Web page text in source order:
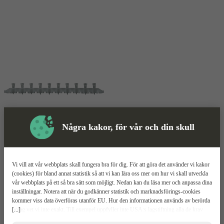
Några kakor, för vår och din skull
[...]
Vi vill att vår webbplats skall fungera bra för dig. För att göra det använder vi kakor
(cookies) för bland annat statistik så att vi kan lära oss mer om hur vi skall utveckla
vår webbplats på ett så bra sätt som möjligt. Nedan kan du läsa mer och anpassa dina
inställningar. Notera att när du godkänner statistik och marknadsförings-cookies
kommer viss data överföras utanför EU. Hur den informationen används av berörda
bolag vet vi inte exakt. Till exempel uppfyller inte USA:s lagstiftning alla de krav
Spik Mer information
Hilti X-ENP MX